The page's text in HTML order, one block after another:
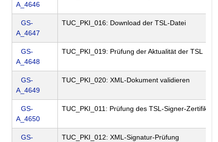
A_4646
GS-
A_4647
TUC_PKI_016: Download der TSL-Datei
GS-
A_4648
TUC_PKI_019: Prüfung der Aktualität der TSL
GS-
A_4649
TUC_PKI_020: XML-Dokument validieren
GS-
A_4650
TUC_PKI_011: Prüfung des TSL-Signer-
GS-
TUC_PKI_012: XML-Signatur-Prüfung